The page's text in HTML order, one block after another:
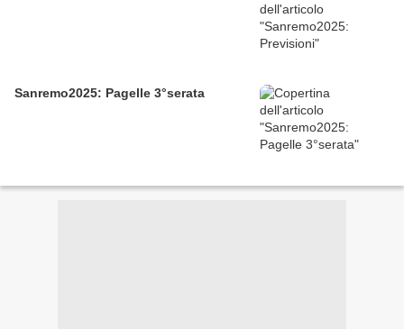
Sanremo2025: Pagelle 3°serata